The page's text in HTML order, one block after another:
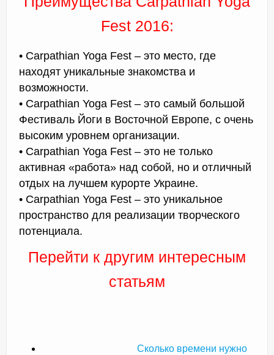
Fest 2016:
• Carpathian Yoga Fest – это место, где
находят уникальные знакомства и
возможности.
• Carpathian Yoga Fest – это самый большой
Фестиваль Йоги в Восточной Европе, с очень
высоким уровнем организации.
• Carpathian Yoga Fest – это не только
активная «работа» над собой, но и отличный
отдых на лучшем курорте Украине.
• Carpathian Yoga Fest – это уникальное
пространство для реализации творческого
потенциала.
Перейти к другим интересным
статьям
Сколько времени нужно